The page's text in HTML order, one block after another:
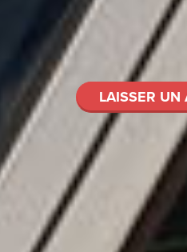
LAISSER UN